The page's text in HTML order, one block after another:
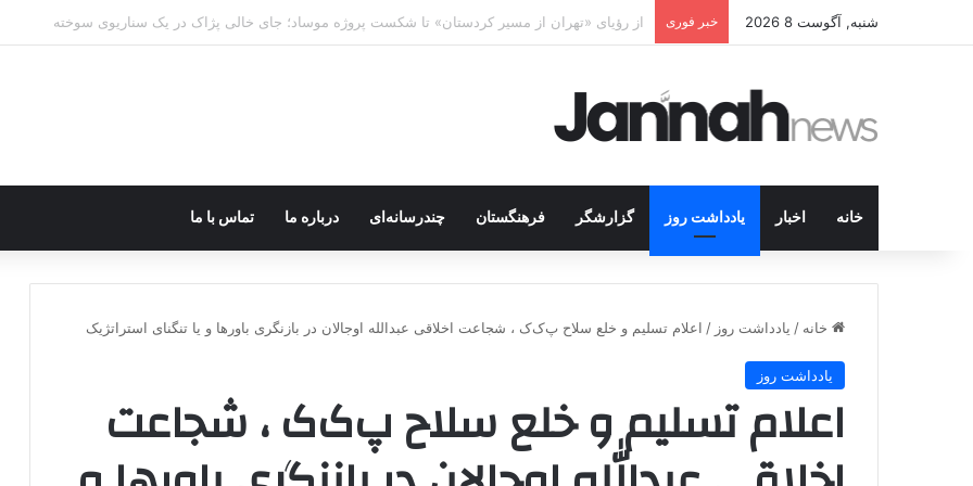
شنبه, آگوست 8 2026 خبر فوری پژاک در پیچ آخر؛ قندیل که خاموش شود، شاخه ایرانی چه خواهد کرد؟
خانه اخبار یادداشت روز گزارشگر فرهنگستان چندرسانه‌ای درباره ما تماس با ما
خانه / یادداشت روز / اعلام تسلیم و خلع سلاح پ‌ک‌ک ، شجاعت اخلاقی عبدالله اوجالان در بازنگری باورها و یا تنگنای استراتژیک
یادداشت روز
اعلام تسلیم و خلع سلاح پ‌ک‌ک ، شجاعت